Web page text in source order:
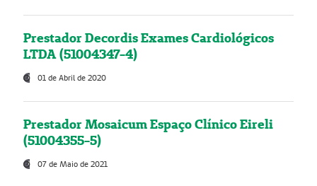
Prestador Decordis Exames Cardiológicos
LTDA (51004347-4)
01 de Abril de 2020
Prestador Mosaicum Espaço Clínico Eireli
(51004355-5)
07 de Maio de 2021